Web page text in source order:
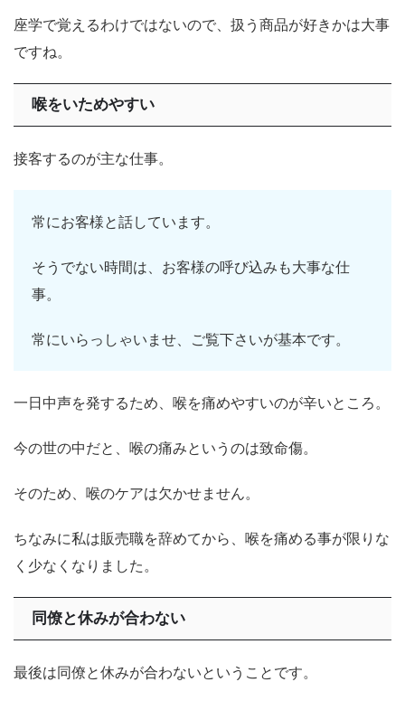
座学で覚えるわけではないので、扱う商品が好きかは大事
ですね。
喉をいためやすい
接客するのが主な仕事。
常にお客様と話しています。
そうでない時間は、お客様の呼び込みも大事な仕
事。
常にいらっしゃいませ、ご覧下さいが基本です。
一日中声を発するため、喉を痛めやすいのが辛いところ。
今の世の中だと、喉の痛みというのは致命傷。
そのため、喉のケアは欠かせません。
ちなみに私は販売職を辞めてから、喉を痛める事が限りな
く少なくなりました。
同僚と休みが合わない
最後は同僚と休みが合わないということです。